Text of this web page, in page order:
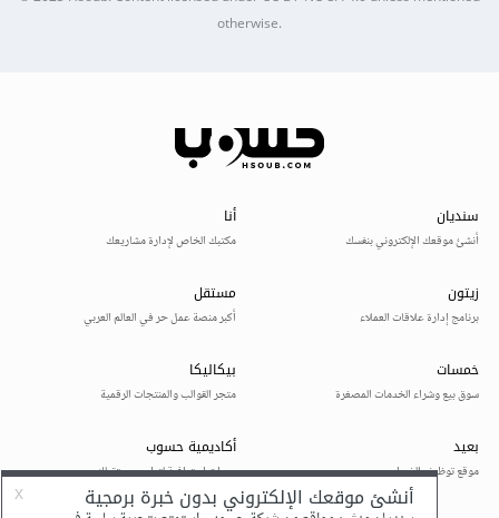
otherwise.